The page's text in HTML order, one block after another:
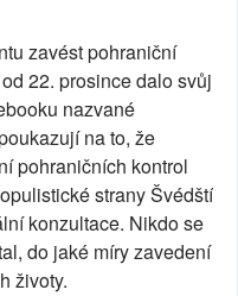
zavést pohraniční
22. prosince dalo svůj
nazvané
na to, že
pohraničních kontrol
strany Švédští
konzultace. Nikdo se
do jaké míry zavedení
životy.